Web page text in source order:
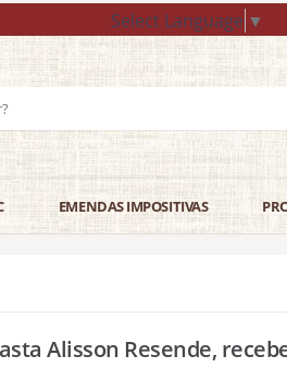
Select Language ▼
EMENDAS IMPOSITIVAS
Alisson Resende,